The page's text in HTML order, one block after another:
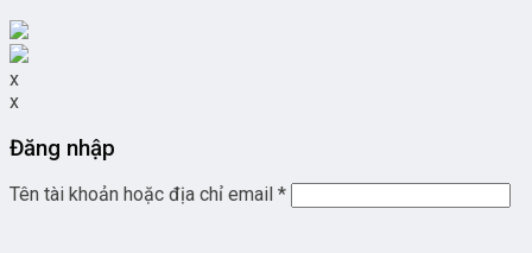
x
x
Đăng nhập
Tên tài khoản hoặc địa chỉ email *